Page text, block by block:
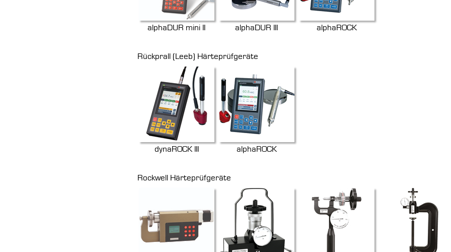
alphaDUR mini II alphaDUR III alphaROCK
Rückprall (Leeb) Härteprüfgeräte
dynaROCK III alphaROCK
Rockwell Härteprüfgeräte